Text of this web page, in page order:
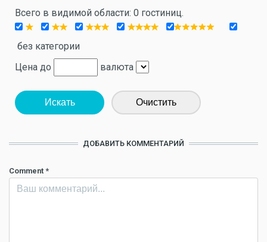
Всего в видимой области: 0 гостиниц.
без категории
Цена до
валюта
Искать Очистить
ДОБАВИТЬ КОММЕНТАРИЙ
Comment *